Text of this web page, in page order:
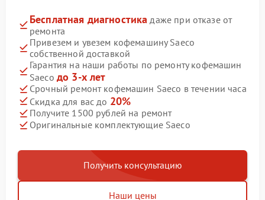
Бесплатная диагностика даже при отказе от
ремонта
Привезем и увезем кофемашину Saeco
собственной доставкой
Гарантия на наши работы по ремонту кофемашин
Saeco до 3-х лет
Срочный ремонт кофемашин Saeco в течении часа
Скидка для вас до 20%
Получите 1500 рублей на ремонт
Оригинальные комплектующие Saeco
Получить консультацию
Наши цены